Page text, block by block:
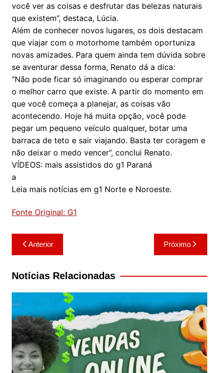
você ver as coisas e desfrutar das belezas naturais
que existem”, destaca, Lúcia.
Além de conhecer novos lugares, os dois destacam
que viajar com o motorhome também oportuniza
novas amizades. Para quem ainda tem dúvida sobre
se aventurar dessa forma, Renato dá a dica:
“Não pode ficar só imaginando ou esperar comprar
o melhor carro que existe. A partir do momento em
que você começa a planejar, as coisas vão
acontecendo. Hoje há muita opção, você pode
pegar um pequeno veículo qualquer, botar uma
barraca de teto e sair viajando. Basta ter coragem e
não deixar o medo vencer”, conclui Renato.
VÍDEOS: mais assistidos do g1 Paraná
a
Leia mais notícias em g1 Norte e Noroeste.
Fonte Original: G1
Navegação
de
Post
Anterior Próximo
Notícias Relacionadas